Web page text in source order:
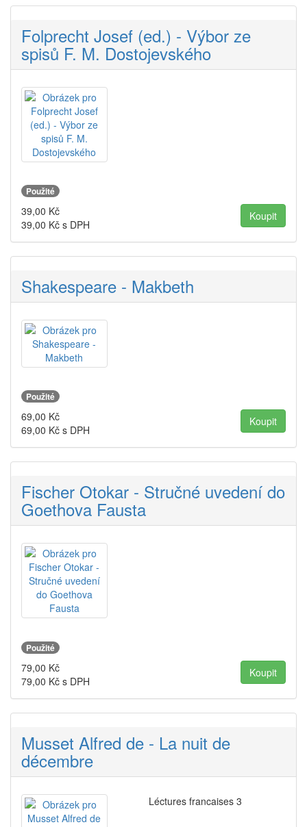
Folprecht Josef (ed.) - Výbor ze
spisů F. M. Dostojevského
Použité
39,00 Kč
39,00 Kč s DPH
Shakespeare - Makbeth
Použité
69,00 Kč
69,00 Kč s DPH
Fischer Otokar - Stručné uvedení do
Goethova Fausta
Použité
79,00 Kč
79,00 Kč s DPH
Musset Alfred de - La nuit de
décembre
Léctures francaises 3